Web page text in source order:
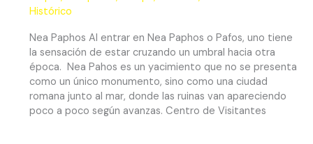
Histórico
Nea Paphos Al entrar en Nea Paphos o Pafos, uno tiene
la sensación de estar cruzando un umbral hacia otra
época. Nea Pahos es un yacimiento que no se presenta
como un único monumento, sino como una ciudad
romana junto al mar, donde las ruinas van apareciendo
poco a poco según avanzas. Centro de Visitantes